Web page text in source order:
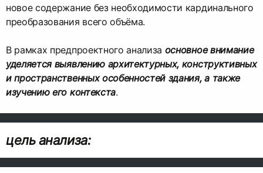
новое содержание без необходимости кардинального
преобразования всего объёма.
В рамках предпроектного анализа основное внимание
уделяется выявлению архитектурных, конструктивных
и пространственных особенностей здания, а также
изучению его контекста.
цель анализа: